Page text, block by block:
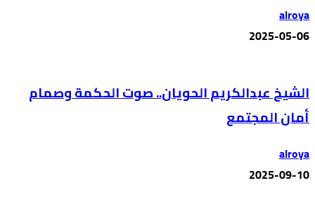
alroya
2025-05-06
الشيخ عبدالكريم الحويان.. صوت الحكمة وصمام
أمان المجتمع
alroya
2025-09-10